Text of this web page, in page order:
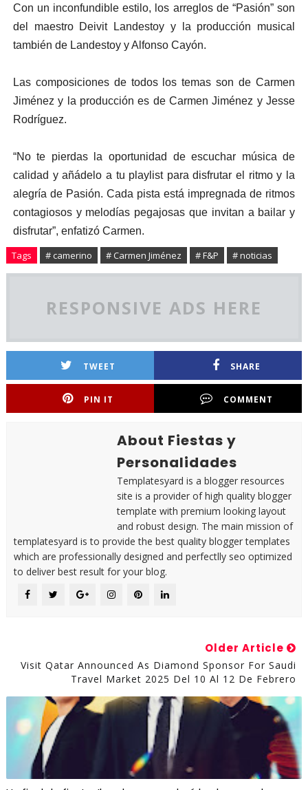
Con un inconfundible estilo, los arreglos de “Pasión” son
del maestro Deivit Landestoy y la producción musical
también de Landestoy y Alfonso Cayón.
Las composiciones de todos los temas son de Carmen
Jiménez y la producción es de Carmen Jiménez y Jesse
Rodríguez.
“No te pierdas la oportunidad de escuchar música de
calidad y añádelo a tu playlist para disfrutar el ritmo y la
alegría de Pasión. Cada pista está impregnada de ritmos
contagiosos y melodías pegajosas que invitan a bailar y
disfrutar”, enfatizó Carmen.
Tags # camerino # Carmen Jiménez # F&P # noticias
RESPONSIVE ADS HERE
TWEET SHARE
PIN IT COMMENT
About Fiestas y
Personalidades
Templatesyard is a blogger resources
site is a provider of high quality blogger
template with premium looking layout
and robust design. The main mission of
templatesyard is to provide the best quality blogger templates
which are professionally designed and perfectlly seo optimized
to deliver best result for your blog.
Older Article
Visit Qatar Announced As Diamond Sponsor For Saudi
Travel Market 2025 Del 10 Al 12 De Febrero